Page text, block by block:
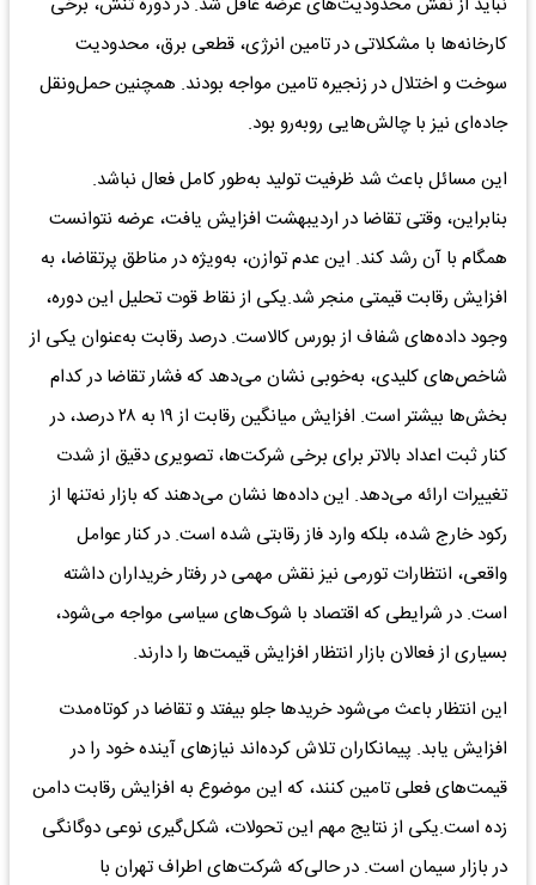
کارخانه‌ها با مشکلاتی در تامین انرژی، قطعی برق، محدودیت
سوخت و اختلال در زنجیره تامین مواجه بودند. همچنین حمل‌ونقل
جاده‌ای نیز با چالش‌هایی روبه‌رو بود.
این مسائل باعث شد ظرفیت تولید به‌طور کامل فعال نباشد.
بنابراین، وقتی تقاضا در اردیبهشت افزایش یافت، عرضه نتوانست
همگام با آن رشد کند. این عدم توازن، به‌ویژه در مناطق پرتقاضا، به
افزایش رقابت قیمتی منجر شد.یکی از نقاط قوت تحلیل این دوره،
وجود داده‌های شفاف از بورس کالاست. درصد رقابت به‌عنوان یکی از
شاخص‌های کلیدی، به‌خوبی نشان می‌دهد که فشار تقاضا در کدام
بخش‌ها بیشتر است. افزایش میانگین رقابت از ۱۹ به ۲۸ درصد، در
کنار ثبت اعداد بالاتر برای برخی شرکت‌ها، تصویری دقیق از شدت
تغییرات ارائه می‌دهد. این داده‌ها نشان می‌دهند که بازار نه‌تنها از
رکود خارج شده، بلکه وارد فاز رقابتی شده است. در کنار عوامل
واقعی، انتظارات تورمی نیز نقش مهمی در رفتار خریداران داشته
است. در شرایطی که اقتصاد با شوک‌های سیاسی مواجه می‌شود،
بسیاری از فعالان بازار انتظار افزایش قیمت‌ها را دارند.
این انتظار باعث می‌شود خریدها جلو بیفتد و تقاضا در کوتاه‌مدت
افزایش یابد. پیمانکاران تلاش کرده‌اند نیازهای آینده خود را در
قیمت‌های فعلی تامین کنند، که این موضوع به افزایش رقابت دامن
زده است.یکی از نتایج مهم این تحولات، شکل‌گیری نوعی دوگانگی
در بازار سیمان است. در حالی‌که شرکت‌های اطراف تهران با